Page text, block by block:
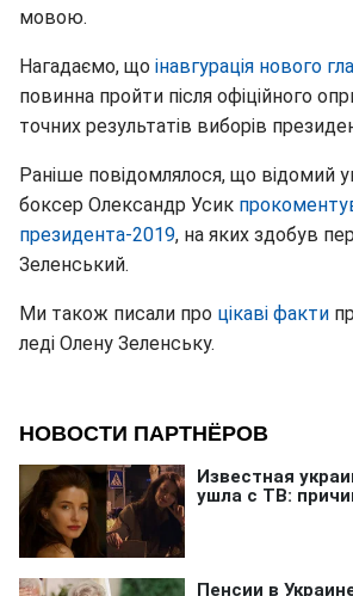
мовою.
Нагадаємо, що інавгурація нового
повинна пройти після офіційного
точних результатів виборів
Раніше повідомлялося, що відомий
боксер Олександр Усик
президента-2019, на яких здобув
Зеленський.
Ми також писали про цікаві факти
леді Олену Зеленську.